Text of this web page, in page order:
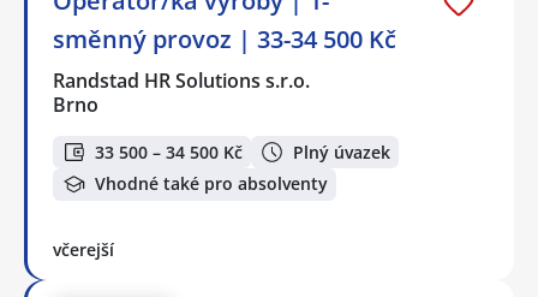
směnný provoz | 33-34 500 Kč
Randstad HR Solutions s.r.o.
Brno
33 500 – 34 500 Kč
Plný úvazek
Vhodné také pro absolventy
včerejší